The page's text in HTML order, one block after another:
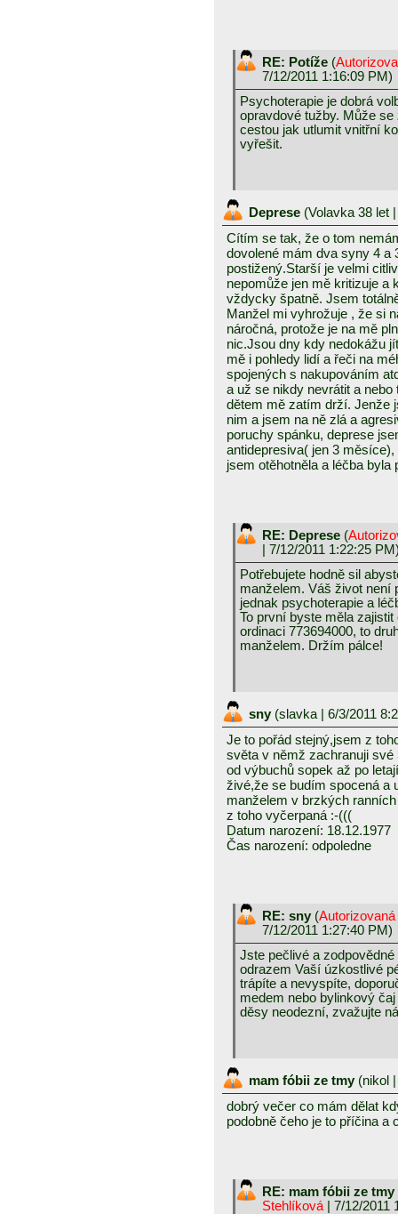
RE: Potíže (
7/12/2011 1:16:09 PM)
Psychoterapie je dobrá
opravdové tužby. Může
cestou jak utlumit vnitřní
vyřešit.
Deprese (Volavka 38 let
Cítím se tak, že o tom
dovolené mám dva syny 4 a
postižený.Starší je velmi
nepomůže jen mě kritizuje a
vždycky špatně. Jsem
Manžel mi vyhrožuje , že si
náročná, protože je na mě
nic.Jsou dny kdy nedokážu
mě i pohledy lidí a řeči na
spojených s nakupováním
a už se nikdy nevrátit a
dětem mě zatím drží. Jenže
nim a jsem na ně zlá a
poruchy spánku, deprese
antidepresiva( jen 3
jsem otěhotněla a léčba byla
RE: Deprese (
| 7/12/2011 1:22:25
Potřebujete hodně sil
manželem. Váš život není
jednak psychoterapie a
To první byste měla
ordinaci 773694000, to
manželem. Držím pálce!
sny (slavka | 6/3/2011
Je to pořád stejný,jsem z
světa v němž zachranuji
od výbuchů sopek až po
živé,že se budím spocená a
manželem v brzkých
z toho vyčerpaná :-(((
Datum narození: 18.12.1977
Čas narození: odpoledne
RE: sny (
7/12/2011 1:27:40 PM)
Jste pečlivé a
odrazem Vaší úzkostlivé
trápíte a nevyspíte,
medem nebo bylinkový
děsy neodezní, zvažujte
mam fóbii ze tmy (nikol
dobrý večer co mám dělat
podobně čeho je to příčina a
RE: mam fóbii ze tmy
Stehlíková | 7/12/2011